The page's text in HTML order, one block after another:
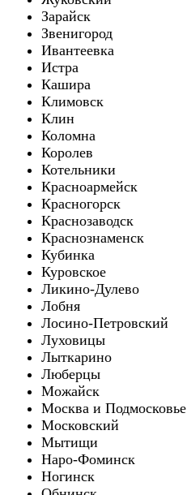
Зарайск
Звенигород
Ивантеевка
Истра
Кашира
Климовск
Клин
Коломна
Королев
Котельники
Красноармейск
Красногорск
Краснозаводск
Краснознаменск
Кубинка
Куровское
Ликино-Дулево
Лобня
Лосино-Петровский
Луховицы
Лыткарино
Люберцы
Можайск
Москва и Подмосковье
Московский
Мытищи
Наро-Фоминск
Ногинск